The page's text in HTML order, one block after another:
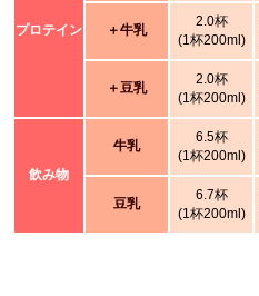
プロテイン ＋牛乳
2.0杯
(1杯200ml)
＋豆乳
2.0杯
(1杯200ml)
飲み物
牛乳
6.5杯
(1杯200ml)
豆乳
6.7杯
(1杯200ml)